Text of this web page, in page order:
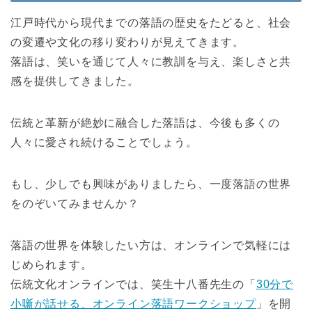
江戸時代から現代までの落語の歴史をたどると、社会
の変遷や文化の移り変わりが見えてきます。
落語は、笑いを通じて人々に教訓を与え、楽しさと共
感を提供してきました。
伝統と革新が絶妙に融合した落語は、今後も多くの
人々に愛され続けることでしょう。
もし、少しでも興味がありましたら、一度落語の世界
をのぞいてみませんか？
落語の世界を体験したい方は、オンラインで気軽には
じめられます。
伝統文化オンラインでは、笑生十八番先生の「 30分で
小噺が話せる、オンライン落語ワークショップ」を開